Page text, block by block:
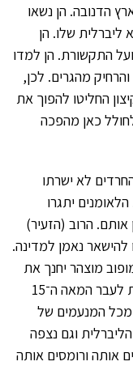
הדנובה. הן נשאו
ליברלית שלו. הן
התקשורת. הן למדו
מהגרים. לכן,
הקיצון החליטו להפוך את
כאן מהפכה
לא ישרתו
יתגרו
הרוב (הזעיר)
נאמן למדינה.
מוצהר יחנך את
ילדינו. ירושלים הפוליטית תתקדם במהירות לעבר המאה ה־15
מכל המנעמים של
הליברלית וגם נצפה
אותה ורומסים אותה